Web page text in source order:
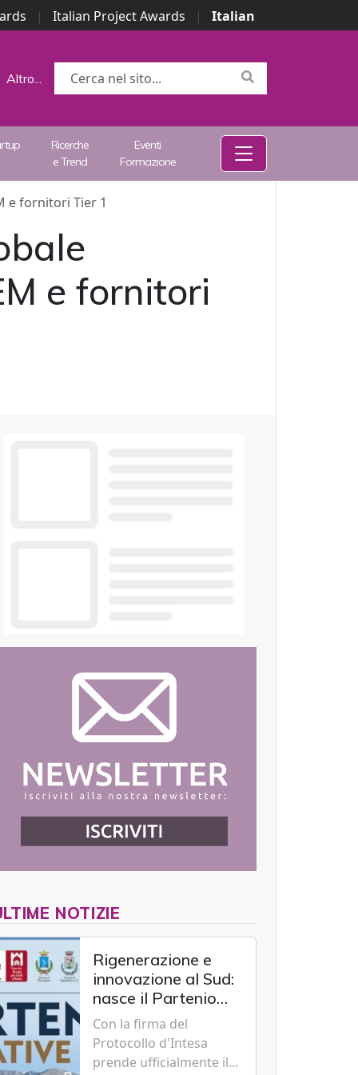
| Italian Project Awards |
Italian
Altro...
Ricerche
e Trend
Eventi
Formazione
e fornitori Tier 1
e fornitori
NOTIZIE
Rigenerazione e
innovazione al Sud:
nasce il Partenio
Creative Hub per il
rilancio del
territorio
Con la firma del
Protocollo d'Intesa
prende ufficialmente il